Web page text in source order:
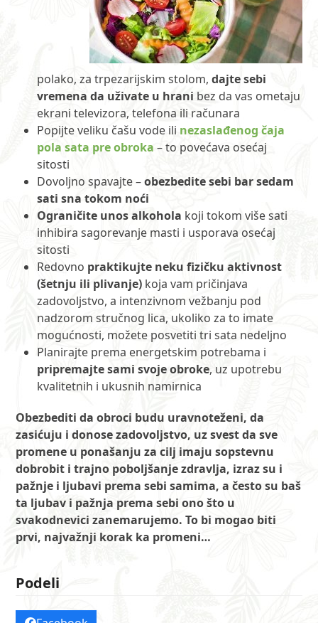
polako, za trpezarijskim stolom,dajte sebi
vremena da uživate u hrani bez da vas ometaju
ekrani televizora, telefona ili računara
Popijte veliku čašu vode ili nezaslađenog čaja
pola sata pre obroka – to povećava osećaj
sitosti
Dovoljno spavajte –obezbedite sebi bar sedam
sati sna tokom noći
Ograničite unos alkohola koji tokom više sati
inhibira sagorevanje masti i usporava osećaj
sitosti
Redovno praktikujte neku fizičku aktivnost
(šetnju ili plivanje) koja vam pričinjava
zadovoljstvo, a intenzivnom vežbanju pod
nadzorom stručnog lica, ukoliko za to imate
mogućnosti, možete posvetiti tri sata nedeljno
Planirajte prema energetskim potrebama i
pripremajte sami svoje obroke, uz upotrebu
kvalitetnih i ukusnih namirnica
Obezbediti da obroci budu uravnoteženi, da
zasićuju i donose zadovoljstvo, uz svest da sve
promene u ponašanju za cilj imaju sopstevnu
dobrobit i trajno poboljšanje zdravlja, izraz su i
pažnje i ljubavi prema sebi samima, a često su baš
ta ljubav i pažnja prema sebi ono što u
svakodnevici zanemarujemo. To bi mogao biti
prvi, najvažnji korak ka promeni…
Podeli